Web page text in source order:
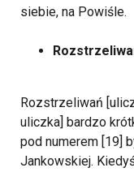
siebie, na Powiśle.
Rozstrzeliwań
uliczka] bardzo
pod numerem [19]
Jankowskiej.